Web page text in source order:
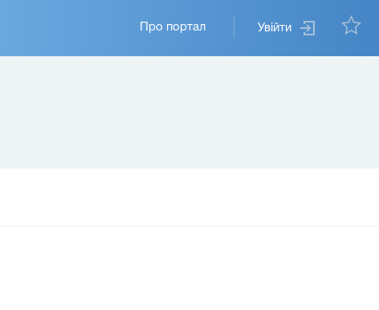
Увійти
Основная
навигация
Про портал